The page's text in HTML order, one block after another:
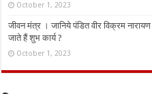
October 1, 2023
जीवन मंत्र । जानिये पंडित वीर विक्रम
जाते हैं शुभ कार्य ?
October 1, 2023